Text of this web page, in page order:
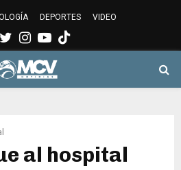
DEPORTES VIDEO
Twitter
Instagram
Youtube
al hospital